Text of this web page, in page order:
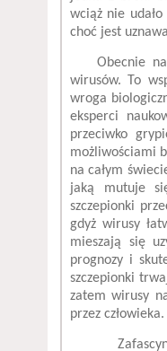
wciąż nie
choć jest
Obecnie na
wirusów. To
wroga
eksperci
przeciwko
możliwościami
na całym
jaką mutuje
szczepionki
gdyż wirusy
mieszają się
prognozy i
szczepionki
zatem wirusy
przez człowieka.